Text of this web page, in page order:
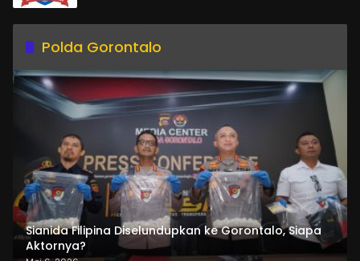
Polda Gorontalo
Sianida Filipina Diselundupkan ke Gorontalo, Siapa
Aktornya?